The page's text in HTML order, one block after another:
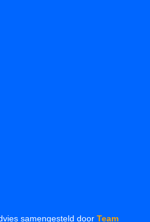
samengesteld door Team